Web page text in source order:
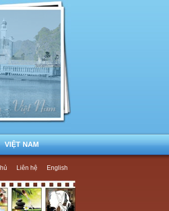
VIỆT NAM
Liên hệ English